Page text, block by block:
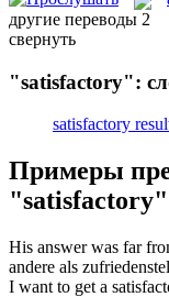
другие переводы 2
свернуть
"satisfactory":
satisfactory
Примеры
"satisfactory"
His answer was far
andere als
I want to get a